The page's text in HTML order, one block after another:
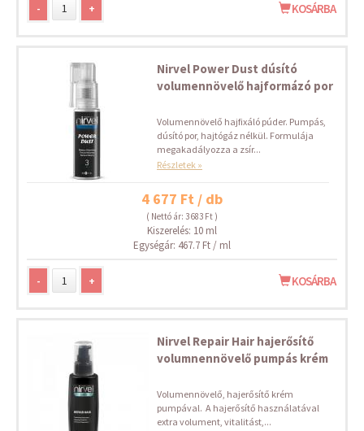
- + KOSÁRBA
Nirvel Power Dust dúsító
volumennövelő hajformázó por
Volumennövelő hajfixáló púder. Pumpás,
dúsító por, hajtógáz nélkül. Formulája
megakadályozza a zsír...
Részletek »
4 677 Ft / db
( Nettó ár: 3 683 Ft )
Kiszerelés: 10 ml
Egységár: 467.7 Ft / ml
- + KOSÁRBA
Nirvel Repair Hair hajerősítő
volumnennövelő pumpás krém
Volumennövelő, hajerősítő krém
pumpával. A hajerősítő használatával
extra volument, vitalitást,...